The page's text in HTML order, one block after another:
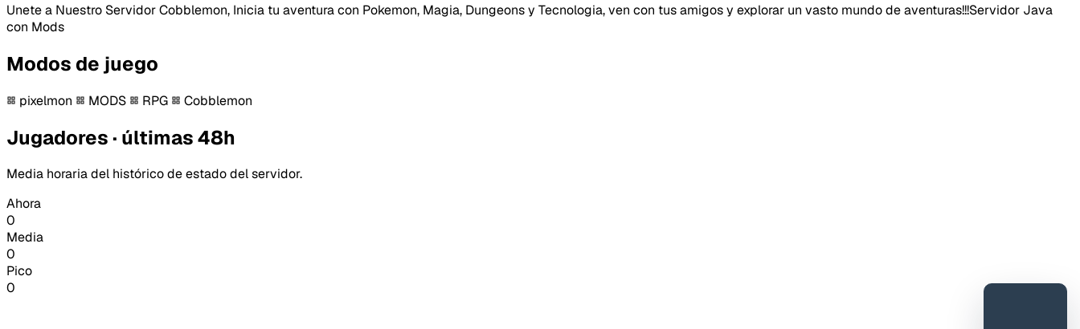
Unete a Nuestro Servidor Cobblemon, Inicia tu aventura con Pokemon, Magia, Dungeons y Tecnologia, ven con tus amigos y explorar un vasto mundo de aventuras!!!Servidor Java
con Mods
Modos de juego
pixelmon MODS RPG Cobblemon
Jugadores · últimas 48h
Media horaria del histórico de estado del servidor.
Ahora
0
Media
0
Pico
0